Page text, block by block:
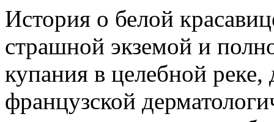
История о белой
страшной экземой и
купания в целебной реке,
французской